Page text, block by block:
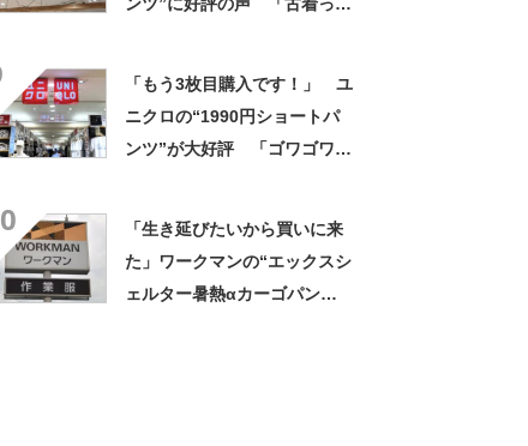
「もう3枚目購入です！」 ユ
ニクロの“1990円ショートパ
ンツ”が大好評 「ゴワゴワせ
「生き延びたいから買いに来
た」ワークマンの“エックスシ
ェルター暑熱αカーゴパン